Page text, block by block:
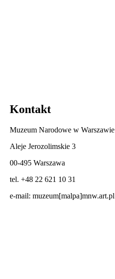
Kontakt
Muzeum Narodowe w Warszawie
Aleje Jerozolimskie 3
00-495 Warszawa
tel. +48 22 621 10 31
e-mail: muzeum[malpa]mnw.art.pl